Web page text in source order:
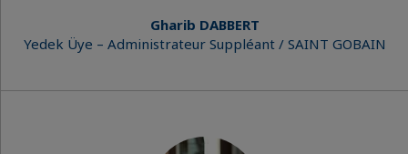
Gharib DABBERT
Yedek Üye – Administrateur Suppléant / SAINT GOBAIN